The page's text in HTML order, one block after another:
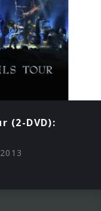
(2-DVD):